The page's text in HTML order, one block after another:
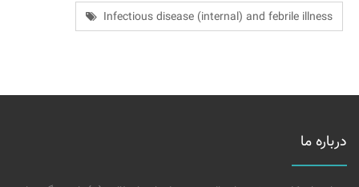
Infectious disease (internal) and febrile illness
درباره ما